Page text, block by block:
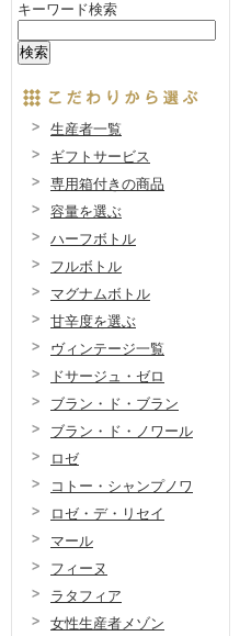
キーワード検索
生産者一覧
ギフトサービス
専用箱付きの商品
容量を選ぶ
ハーフボトル
フルボトル
マグナムボトル
甘辛度を選ぶ
ヴィンテージ一覧
ドサージュ・ゼロ
ブラン・ド・ブラン
ブラン・ド・ノワール
ロゼ
コトー・シャンプノワ
ロゼ・デ・リセイ
マール
フィーヌ
ラタフィア
女性生産者メゾン